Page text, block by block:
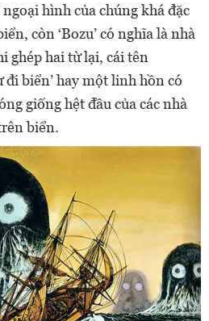
hình của chúng khá đặc
còn ‘Bozu’ có nghĩa là nhà
ghép hai từ lại, cái tên
đi biển’ hay một linh hồn có
giống hệt đầu của các nhà
biển.